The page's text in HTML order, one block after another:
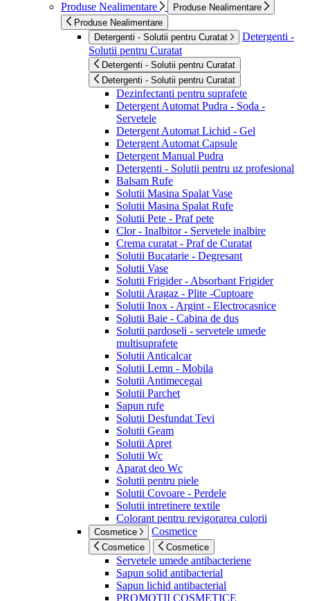
Produse Nealimentare
Produse Nealimentare
Produse Nealimentare
Detergenti - Solutii pentru Curatat
Detergenti -
Solutii pentru Curatat
Detergenti - Solutii pentru Curatat
Detergenti - Solutii pentru Curatat
Dezinfectanti pentru suprafete
Detergent Automat Pudra - Soda -
Servetele
Detergent Automat Lichid - Gel
Detergent Automat Capsule
Detergent Manual Pudra
Detergenti - Solutii pentru uz profesional
Balsam Rufe
Solutii Masina Spalat Vase
Solutii Masina Spalat Rufe
Solutii Pete - Praf pete
Clor - Inalbitor - Servetele inalbire
Crema curatat - Praf de Curatat
Solutii Bucatarie - Degresant
Solutii Vase
Solutii Frigider - Absorbant Frigider
Solutii Aragaz - Plite -Cuptoare
Solutii Inox - Argint - Electrocasnice
Solutii Baie - Cabina de dus
Solutii pardoseli - servetele umede
multisuprafete
Solutii Anticalcar
Solutii Lemn - Mobila
Solutii Antimecegai
Solutii Parchet
Sapun rufe
Solutii Desfundat Tevi
Solutii Geam
Solutii Apret
Solutii Wc
Aparat deo Wc
Solutii pentru piele
Solutii Covoare - Perdele
Solutii intretinere textile
Colorant pentru revigorarea culorii
Cosmetice Cosmetice
Cosmetice Cosmetice
Servetele umede antibacteriene
Sapun solid antibacterial
Sapun lichid antibacterial
PROMOTII COSMETICE